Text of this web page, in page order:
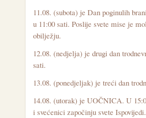
11.08. (subota) je Dan poginulih
u 11:00 sati. Poslije svete mise je
obilježju.
12.08. (nedjelja) je drugi dan
sati.
13.08. (ponedjeljak) je treći dan
14.08. (utorak) je UOČNICA. U
i svećenici započinju svete